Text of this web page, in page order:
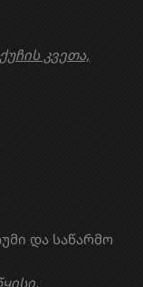
და საწარმო
კვეთა,